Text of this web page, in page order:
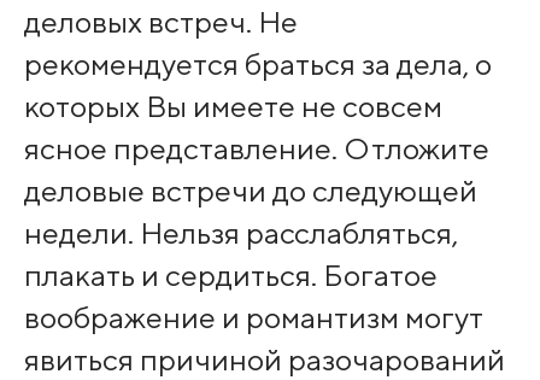
деловых встреч. Не
рекомендуется браться за дела, о
которых Вы имеете не совсем
ясное представление. Отложите
деловые встречи до следующей
недели. Нельзя расслабляться,
плакать и сердиться. Богатое
воображение и романтизм могут
явиться причиной разочарований